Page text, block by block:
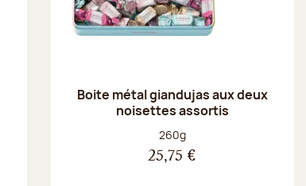
Boite métal giandujas aux deux
noisettes assortis
Poids net :
260g
25,75 €